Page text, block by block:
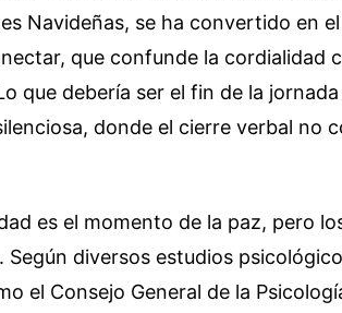
Navideñas, se ha convertido en
que confunde la cordialidad
que debería ser el fin de la
donde el cierre verbal no
es el momento de la paz, pero
diversos estudios
el Consejo General de la